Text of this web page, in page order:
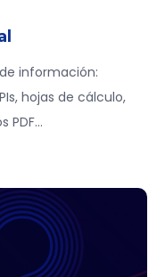
información:
hojas de cálculo,
PDF…